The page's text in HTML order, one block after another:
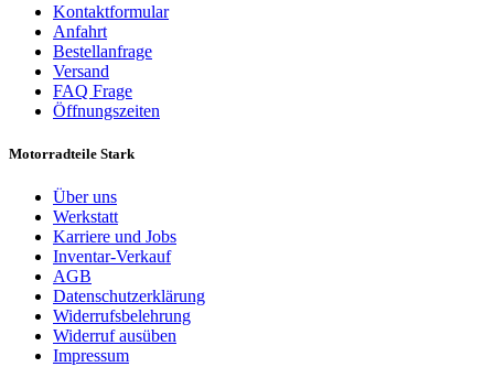
Kontaktformular
Anfahrt
Bestellanfrage
Versand
FAQ Frage
Öffnungszeiten
Motorradteile Stark
Über uns
Werkstatt
Karriere und Jobs
Inventar-Verkauf
AGB
Datenschutzerklärung
Widerrufsbelehrung
Widerruf ausüben
Impressum